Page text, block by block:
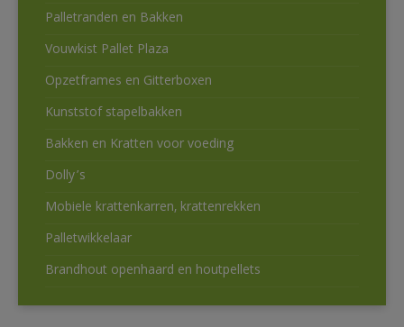
Palletranden en Bakken
Vouwkist Pallet Plaza
Opzetframes en Gitterboxen
Kunststof stapelbakken
Bakken en Kratten voor voeding
Dolly’s
Mobiele krattenkarren, krattenrekken
Palletwikkelaar
Brandhout openhaard en houtpellets